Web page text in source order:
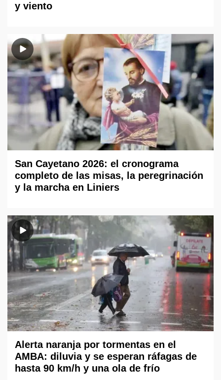
y viento
San Cayetano 2026: el cronograma
completo de las misas, la peregrinación
y la marcha en Liniers
Alerta naranja por tormentas en el
AMBA: diluvia y se esperan ráfagas de
hasta 90 km/h y una ola de frío